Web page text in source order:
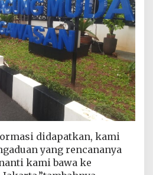
didapatkan, kami
yang rencananya
kami bawa ke